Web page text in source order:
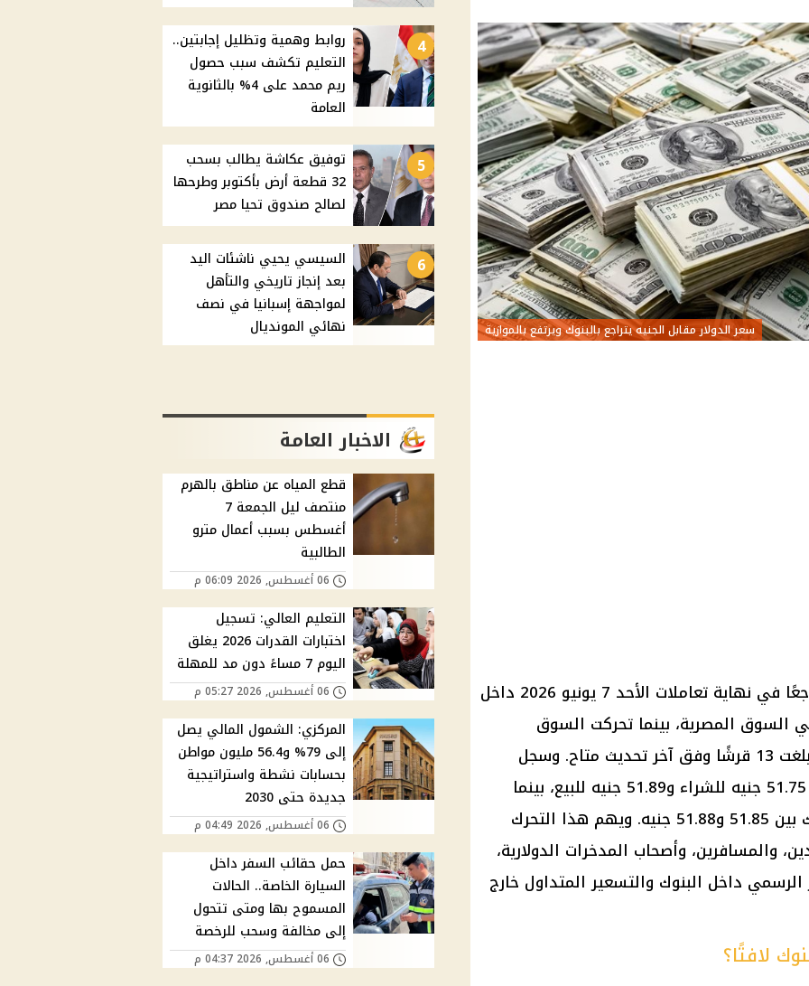
سعر الدولار مقابل الجنيه يتراجع بالبنوك ويرتفع بالموازية
شهد سعر الدولار مقابل الجنيه تراجعًا في نهاية تعاملات الأحد 7 يونيو 2026 داخل
السوق المصرية، بينما تحركت السوق
الموازية في اتجاه معاكس بزيادة بلغت 13 قرشًا وفق آخر تحديث متاح. وسجل
الدولار في البنك المركزي المصري 51.75 جنيه للشراء و51.89 جنيه للبيع، بينما
تراوح سعر البيع في عدد من البنوك بين 51.85 و51.88 جنيه. ويهم هذا التحرك
والمسافرين، وأصحاب المدخرات الدولارية،
داخل البنوك والتسعير المتداول خارج
لافتًا؟
4
روابط وهمية وتظليل إجابتين..
التعليم تكشف سبب حصول
ريم محمد على 4% بالثانوية
العامة
5
توفيق عكاشة يطالب بسحب
32 قطعة أرض بأكتوبر وطرحها
لصالح صندوق تحيا مصر
6
السيسي يحيي ناشئات اليد
بعد إنجاز تاريخي والتأهل
لمواجهة إسبانيا في نصف
نهائي المونديال
الاخبار العامة
قطع المياه عن مناطق بالهرم
منتصف ليل الجمعة 7
أغسطس بسبب أعمال مترو
الطالبية
06 أغسطس, 2026 06:09 م
التعليم العالي: تسجيل
اختبارات القدرات 2026 يغلق
اليوم 7 مساءً دون مد للمهلة
06 أغسطس, 2026 05:27 م
المركزي: الشمول المالي يصل
إلى 79% و56.4 مليون مواطن
بحسابات نشطة واستراتيجية
جديدة حتى 2030
06 أغسطس, 2026 04:49 م
حمل حقائب السفر داخل
السيارة الخاصة.. الحالات
المسموح بها ومتى تتحول
إلى مخالفة وسحب للرخصة
06 أغسطس, 2026 04:37 م